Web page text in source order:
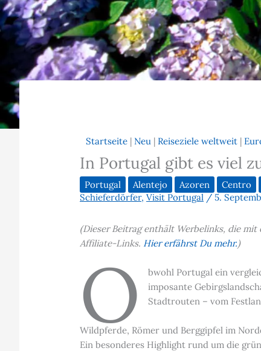
Startseite | Neu | Reiseziele weltweit |
In Portugal gibt es viel
Portugal Alentejo Azoren Centro
Schieferdörfer,Visit Portugal /5.
(Dieser Beitrag enthält Werbelinks, die
Affiliate-Links. Hier erfährst Du mehr.)
O
bwohl Portugal ein
imposante
Stadtrouten – vom
Wildpferde, Römer und Berggipfel im
Ein besonderes Highlight rund um die